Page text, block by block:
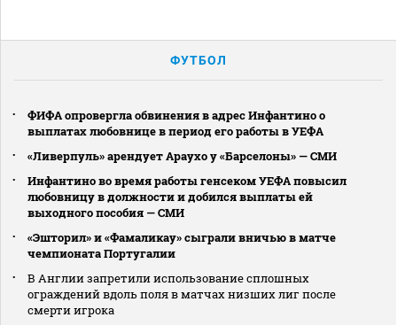
ФУТБОЛ
ФИФА опровергла обвинения в адрес Инфантино о
выплатах любовнице в период его работы в УЕФА
«Ливерпуль» арендует Араухо у «Барселоны» — СМИ
Инфантино во время работы генсеком УЕФА повысил
любовницу в должности и добился выплаты ей
выходного пособия — СМИ
«Эшторил» и «Фамаликау» сыграли вничью в матче
чемпионата Португалии
В Англии запретили использование сплошных
ограждений вдоль поля в матчах низших лиг после
смерти игрока